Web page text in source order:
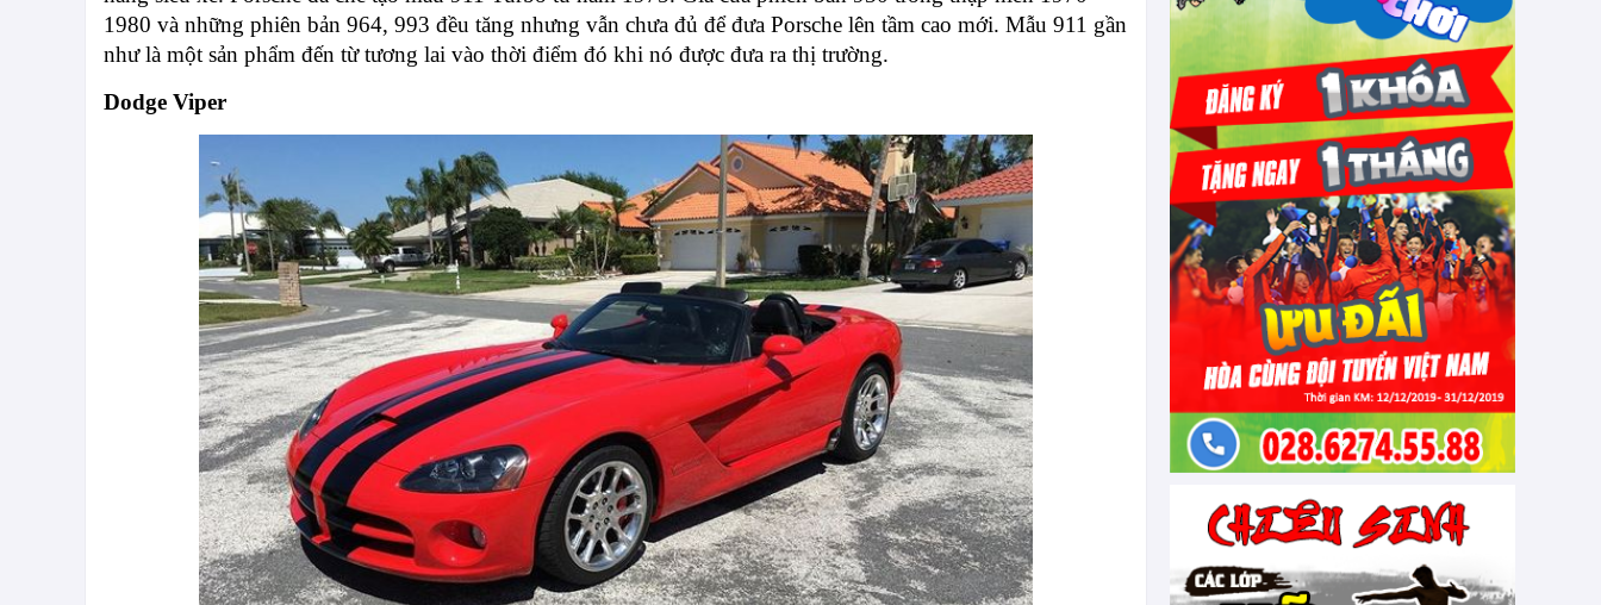
1980 và những phiên bản 964, 993 đều tăng nhưng vẫn chưa đủ để đưa Porsche lên tầm cao mới. Mẫu 911 gần
như là một sản phẩm đến từ tương lai vào thời điểm đó khi nó được đưa ra thị trường.
Dodge Viper